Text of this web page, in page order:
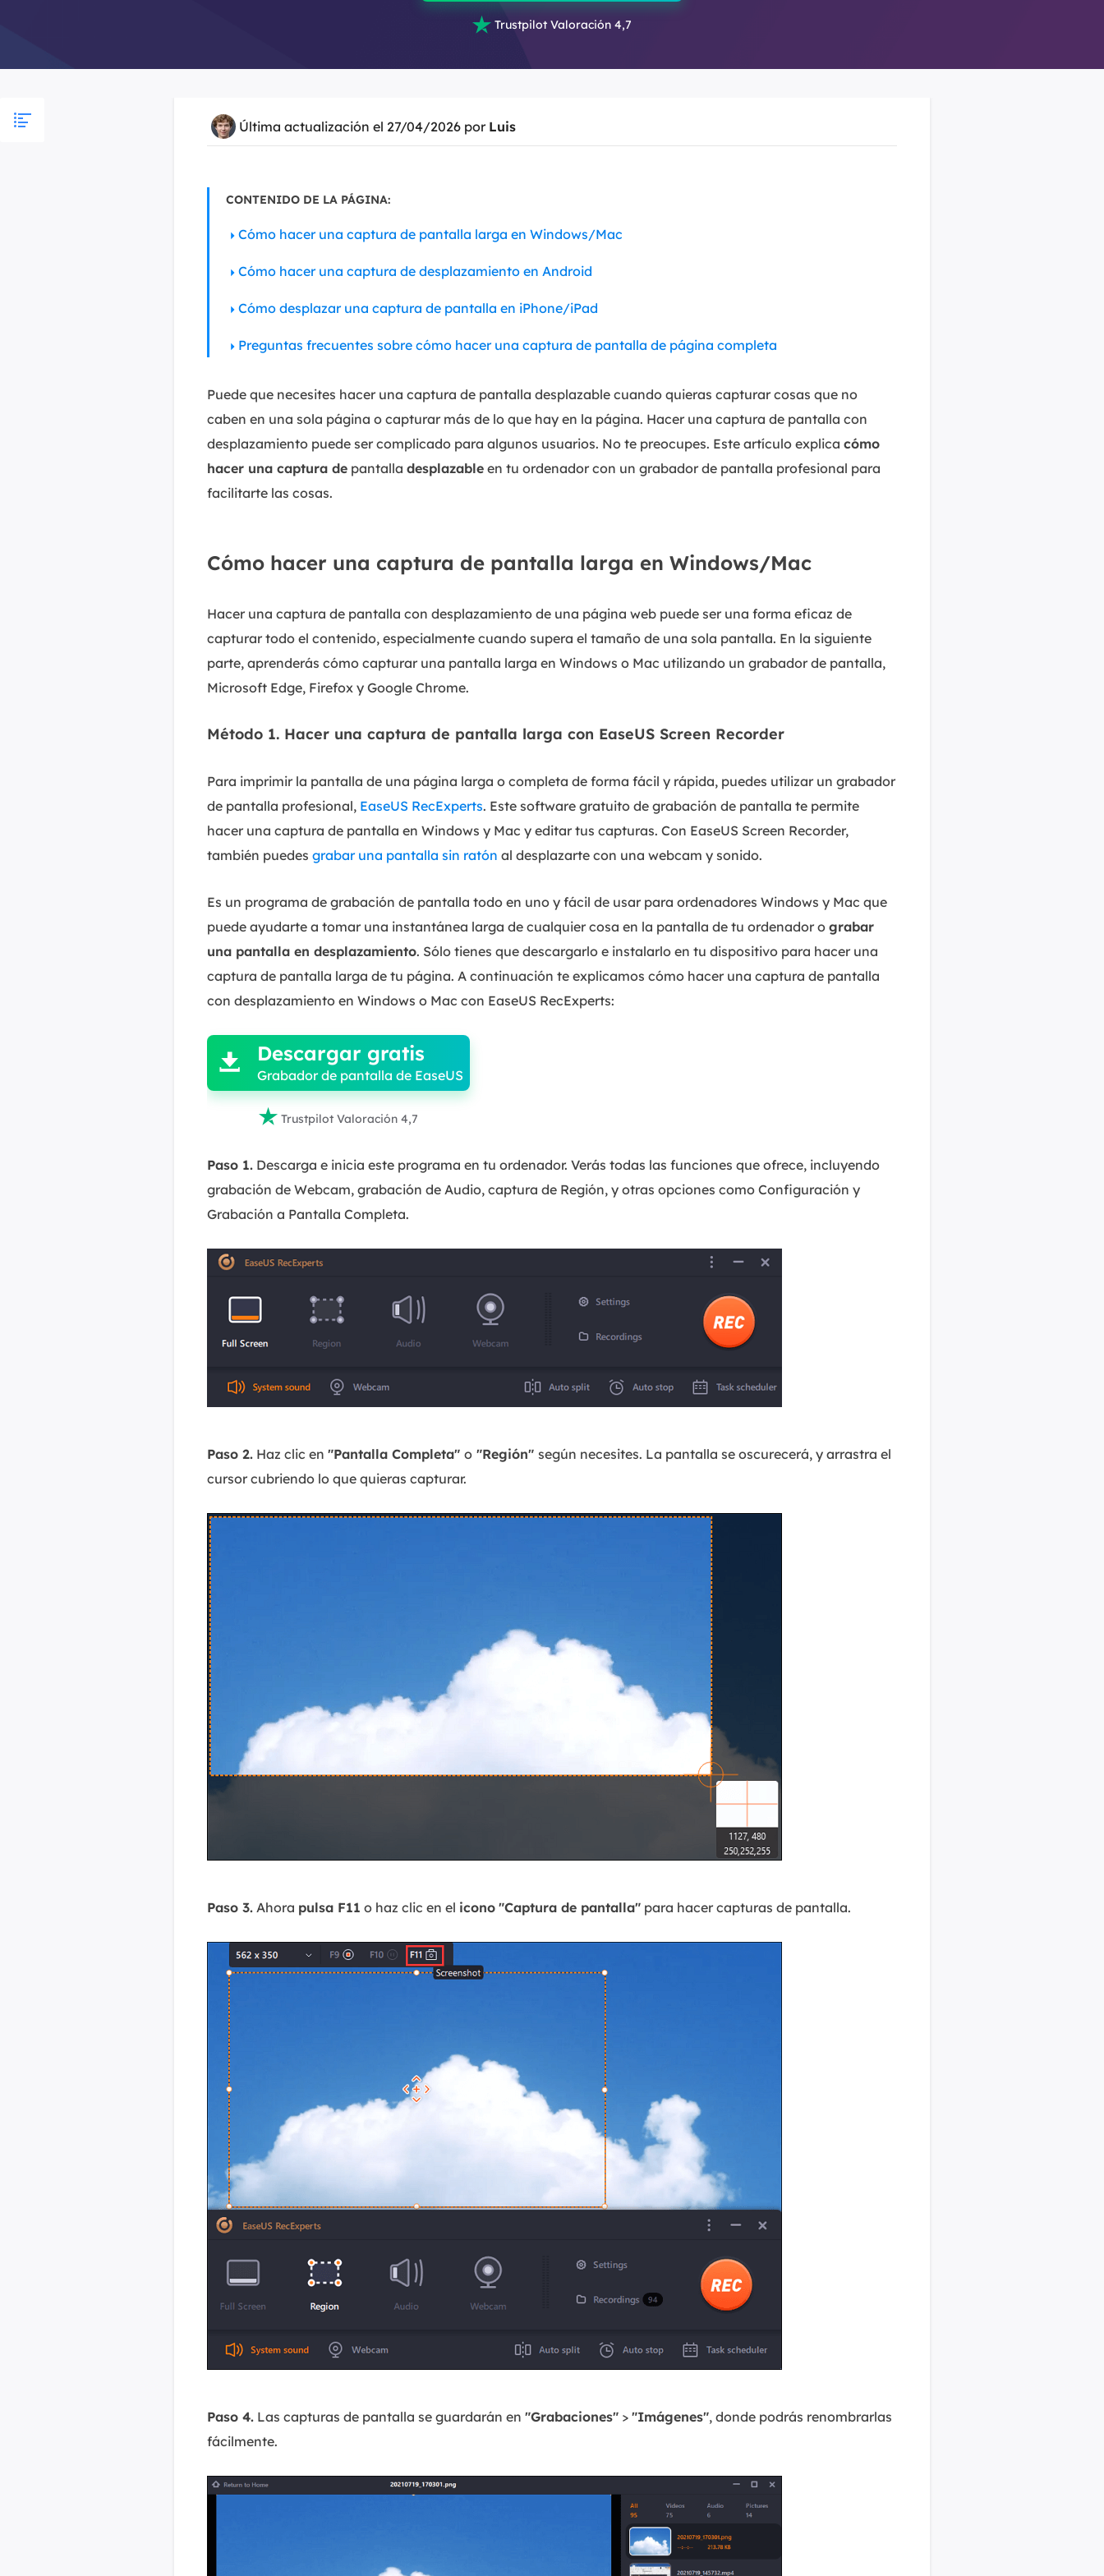
 Trustpilot Valoración 4,7
Última actualización el 27/04/2026 por Luis
CONTENIDO DE LA PÁGINA:
Cómo hacer una captura de pantalla larga en Windows/Mac
Cómo hacer una captura de desplazamiento en Android
Cómo desplazar una captura de pantalla en iPhone/iPad
Preguntas frecuentes sobre cómo hacer una captura de pantalla de página completa
Puede que necesites hacer una captura de pantalla desplazable cuando quieras capturar cosas que no
caben en una sola página o capturar más de lo que hay en la página. Hacer una captura de pantalla con
desplazamiento puede ser complicado para algunos usuarios. No te preocupes. Este artículo explica cómo
hacer una captura de pantalla desplazable en tu ordenador con un grabador de pantalla profesional para
facilitarte las cosas.
Cómo hacer una captura de pantalla larga en Windows/Mac
Hacer una captura de pantalla con desplazamiento de una página web puede ser una forma eficaz de
capturar todo el contenido, especialmente cuando supera el tamaño de una sola pantalla. En la siguiente
parte, aprenderás cómo capturar una pantalla larga en Windows o Mac utilizando un grabador de pantalla,
Microsoft Edge, Firefox y Google Chrome.
Método 1. Hacer una captura de pantalla larga con EaseUS Screen Recorder
Para imprimir la pantalla de una página larga o completa de forma fácil y rápida, puedes utilizar un grabador
de pantalla profesional, EaseUS RecExperts. Este software gratuito de grabación de pantalla te permite
hacer una captura de pantalla en Windows y Mac y editar tus capturas. Con EaseUS Screen Recorder,
también puedes grabar una pantalla sin ratón al desplazarte con una webcam y sonido.
Es un programa de grabación de pantalla todo en uno y fácil de usar para ordenadores Windows y Mac que
puede ayudarte a tomar una instantánea larga de cualquier cosa en la pantalla de tu ordenador o grabar
una pantalla en desplazamiento. Sólo tienes que descargarlo e instalarlo en tu dispositivo para hacer una
captura de pantalla larga de tu página. A continuación te explicamos cómo hacer una captura de pantalla
con desplazamiento en Windows o Mac con EaseUS RecExperts:

 Descargar gratis
Grabador de pantalla de EaseUS
 Trustpilot Valoración 4,7
Paso 1. Descarga e inicia este programa en tu ordenador. Verás todas las funciones que ofrece, incluyendo
grabación de Webcam, grabación de Audio, captura de Región, y otras opciones como Configuración y
Grabación a Pantalla Completa.
Paso 2. Haz clic en "Pantalla Completa" o "Región" según necesites. La pantalla se oscurecerá, y arrastra el
cursor cubriendo lo que quieras capturar.
Paso 3. Ahora pulsa F11 o haz clic en el icono "Captura de pantalla" para hacer capturas de pantalla.
Paso 4. Las capturas de pantalla se guardarán en "Grabaciones" > "Imágenes", donde podrás renombrarlas
fácilmente.